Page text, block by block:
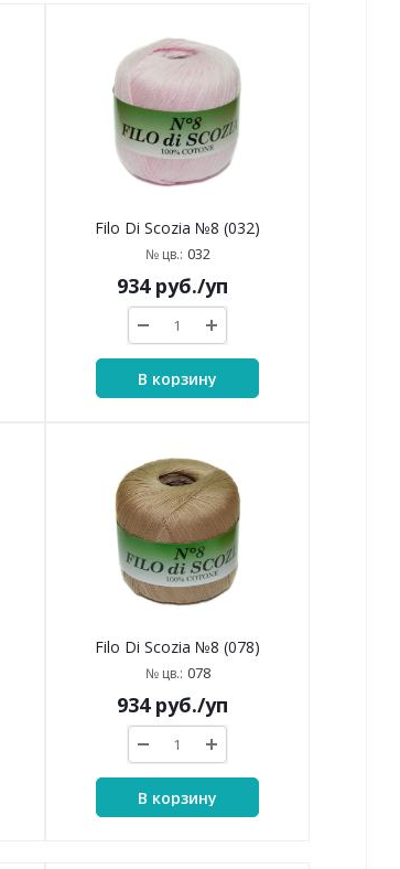
Filo Di Scozia №8 (032)
№ цв.: 032
934руб./уп
В корзину
Filo Di Scozia №8 (078)
№ цв.: 078
934руб./уп
В корзину